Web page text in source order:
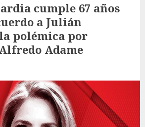
cumple 67 años
a Julián
polémica por
Adame